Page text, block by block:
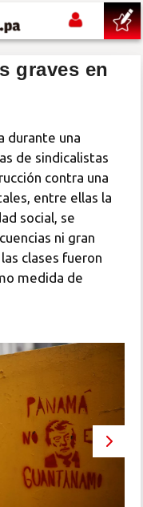
graves en
durante una
de sindicalistas
contra una
entre ellas la
social, se
ni gran
clases fueron
medida de
Next